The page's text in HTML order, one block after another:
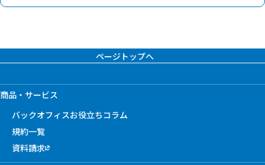
ページトップへ
商品・サービス
バックオフィスお役立ちコラム
規約一覧
資料請求